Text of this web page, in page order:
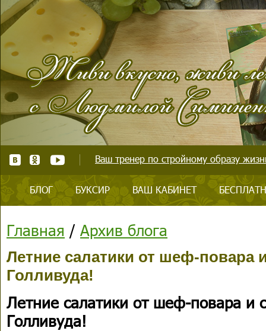
Ваш тренер по стройному образу
БЛОГ БУКСИР ВАШ КАБИНЕТ
Главная / Архив блога
Летние салатики от шеф-повара
Голливуда!
Летние салатики от шеф-повара и
Голливуда!